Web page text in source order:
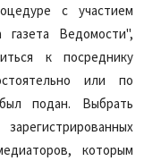
с участием
Ведомости",
к посреднику
или по
подан. Выбрать
которым